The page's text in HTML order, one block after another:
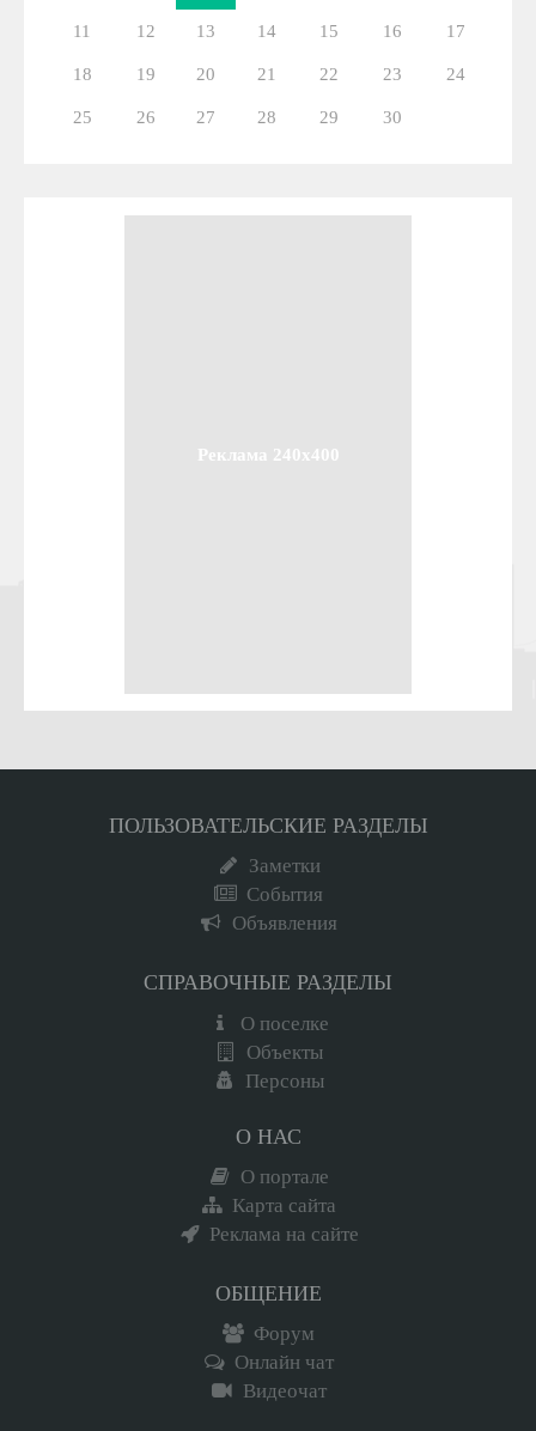
11 12 13 14 15 16 17
18 19 20 21 22 23 24
25 26 27 28 29 30
Реклама 240x400
ПОЛЬЗОВАТЕЛЬСКИЕ РАЗДЕЛЫ
Заметки
События
Объявления
СПРАВОЧНЫЕ РАЗДЕЛЫ
О поселке
Объекты
Персоны
О НАС
О портале
Карта сайта
Реклама на сайте
ОБЩЕНИЕ
Форум
Онлайн чат
Видеочат